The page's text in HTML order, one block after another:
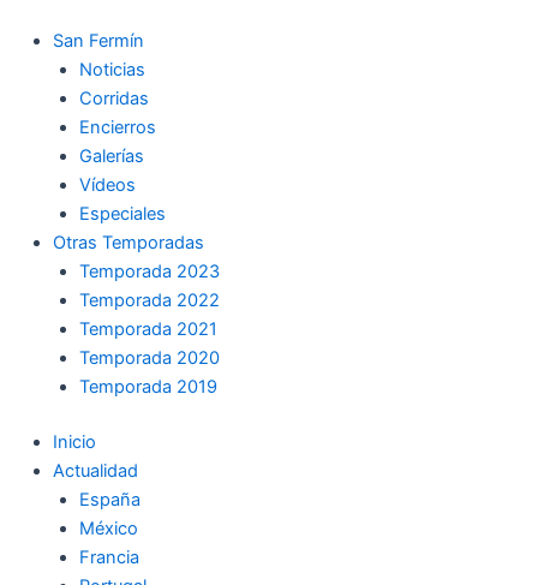
San Fermín
Noticias
Corridas
Encierros
Galerías
Vídeos
Especiales
Otras Temporadas
Temporada 2023
Temporada 2022
Temporada 2021
Temporada 2020
Temporada 2019
Inicio
Actualidad
España
México
Francia